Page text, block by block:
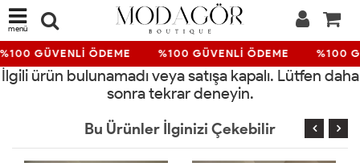
menü
GÜVENLİ ÖDEME %100 GÜVENLİ ÖDEME %100
İlgili ürün bulunamadı veya satışa kapalı. Lütfen daha
sonra tekrar deneyin.
Bu Ürünler İlginizi Çekebilir